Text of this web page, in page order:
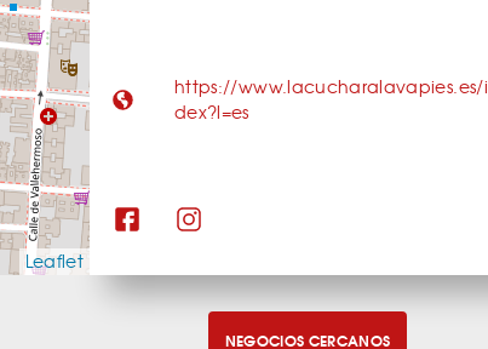
Leaflet
https://www.lacucharalavapies.es/
dex?l=es
NEGOCIOS CERCANOS